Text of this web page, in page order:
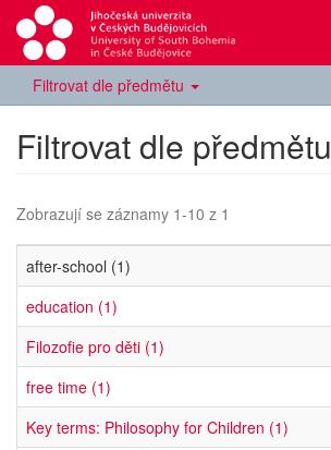
Filtrovat dle předmětu
Filtrovat dle předmětu
Zobrazují se záznamy 1-10 z 1
after-school (1)
education (1)
Filozofie pro děti (1)
free time (1)
Key terms: Philosophy for Children (1)